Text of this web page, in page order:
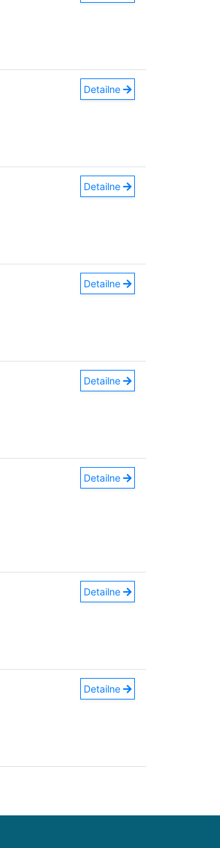
Detailne
Detailne
Detailne
Detailne
Detailne
Detailne
Detailne